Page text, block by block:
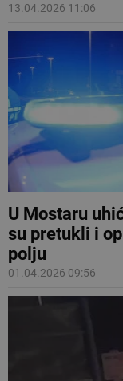
13.04.2026 11:06
U Mostaru
su pretukli i
polju
01.04.2026 09:56